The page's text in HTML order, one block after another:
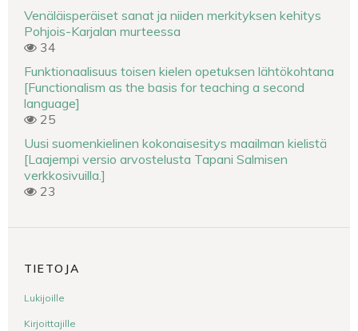
Venäläisperäiset sanat ja niiden merkityksen kehitys
Pohjois-Karjalan murteessa
34
Funktionaalisuus toisen kielen opetuksen lähtökohtana
[Functionalism as the basis for teaching a second
language]
25
Uusi suomenkielinen kokonaisesitys maailman kielistä
[Laajempi versio arvostelusta Tapani Salmisen
verkkosivuilla.]
23
TIETOJA
Lukijoille
Kirjoittajille